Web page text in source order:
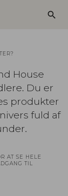
search
House
Du er
produkter
fuld af
AT SE HELE
TIL